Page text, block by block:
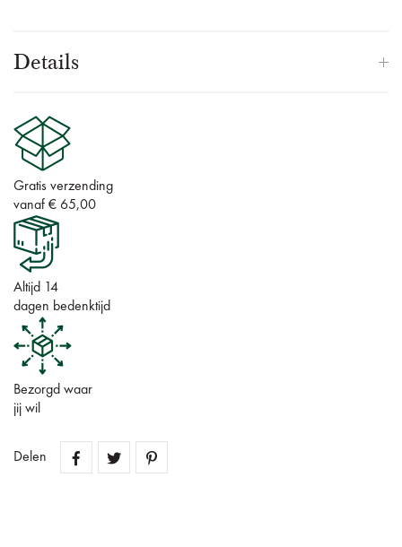
Details
Gratis verzending
vanaf € 65,00
Altijd 14
dagen bedenktijd
Bezorgd waar
jij wil
Delen